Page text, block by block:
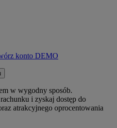
konto DEMO
w wygodny sposób.
i zyskaj dostęp do
atrakcyjnego oprocentowania